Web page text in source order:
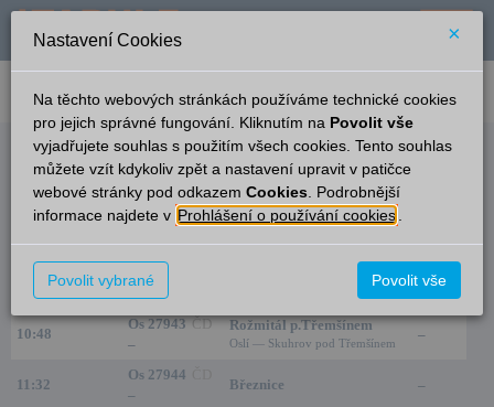
verze: 2.0.6 podpora: help-tabule@oltis.cz
English
Odjezdy
Zadní Poříčí
Čas/Aktuální Vlak/Linka Cíl/Přes Kolej
09:07
Os 27942
–
10:48
Os 27943 ČD
–
Rožmitál p.Třemšínem
Oslí — Skuhrov pod Třemšínem
–
11:32
Os 27944
–
Březnice –
Nastavení Cookies ×
Na těchto webových stránkách používáme technické cookies
pro jejich správné fungování. Kliknutím na Povolit vše
vyjadřujete souhlas s použitím všech cookies. Tento souhlas
můžete vzít kdykoliv zpět a nastavení upravit v patičce
webové stránky pod odkazem Cookies . Podrobnější
informace najdete v Prohlášení o používání cookies
Povolit vybrané Povolit vše